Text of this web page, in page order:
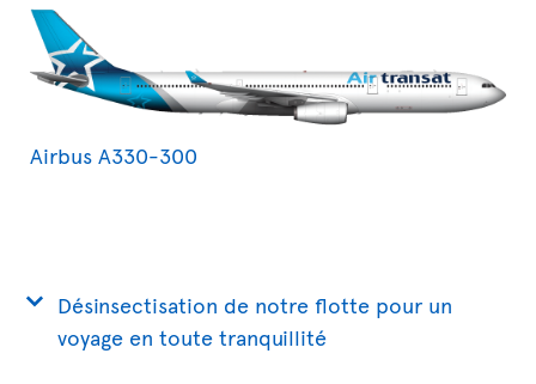
Airbus A330-300
Désinsectisation de notre flotte pour un
voyage en toute tranquillité